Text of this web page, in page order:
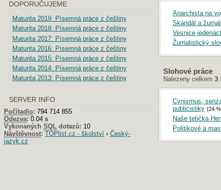
Anarchista na
Skandál a
Vesnice
Žurnalistický
Slohové práce
Nalezeny celkem 3
Cynismus,
publicistiky (24
Naše tetička
Politikové a
DOPORUČUJEME
Maturita 2019: Písemná práce z češtiny
Maturita 2018: Písemná práce z češtiny
Maturita 2017: Písemná práce z češtiny
Maturita 2016: Písemná práce z češtiny
Maturita 2015: Písemná práce z češtiny
Maturita 2014: Písemná práce z češtiny
Maturita 2013: Písemná práce z češtiny
SERVER INFO
Počítadlo: 794 714 855
Odezva: 0.04 s
Vykonaných SQL dotazů: 10
Návštěvnost: TOPlist.cz - školství › Český-
jazyk.cz